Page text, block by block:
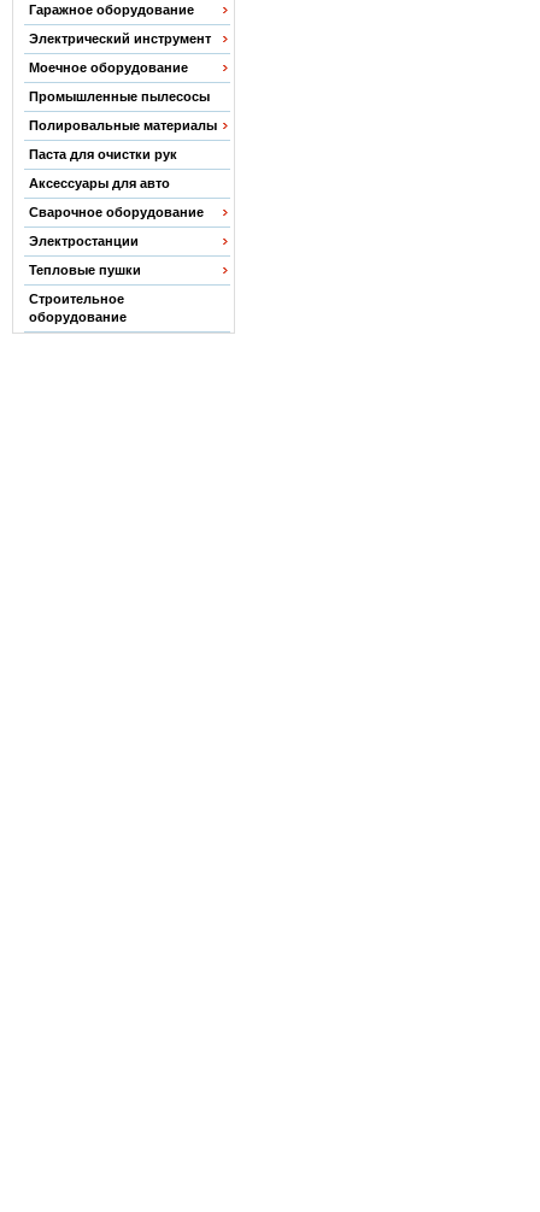
Гаражное оборудование
Электрический инструмент
Моечное оборудование
Промышленные пылесосы
Полировальные материалы
Паста для очистки рук
Аксессуары для авто
Сварочное оборудование
Электростанции
Тепловые пушки
Строительное
оборудование